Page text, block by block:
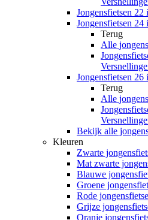
Jongensfietsen 22
Jongensfietsen 24
Terug
Alle
Jongensfietsen 26
Terug
Alle
Bekijk alle
Kleuren
Zwarte
Mat zwarte
Blauwe
Groene
Rode
Grijze
Oranje